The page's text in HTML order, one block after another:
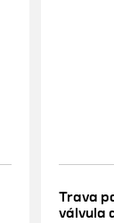
Trava
válvula